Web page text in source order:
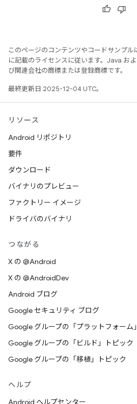
このページのコンテンツやコードサンプル
に記載のライセンスに従います。Java お
び関連会社の商標または登録商標です。
最終更新日 2025-12-04 UTC。
リソース
Android リポジトリ
要件
ダウンロード
バイナリのプレビュー
ファクトリー イメージ
ドライバのバイナリ
つながる
X の @Android
X の @AndroidDev
Android ブログ
Google セキュリティ ブログ
Google グループの「プラットフォーム
Google グループの「ビルド」トピック
Google グループの「移植」トピック
ヘルプ
Android ヘルプセンター